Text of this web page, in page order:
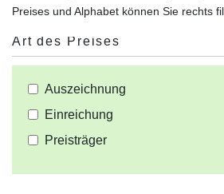
Preises und Alphabet können Sie rechts
Art des Preises
Auszeichnung
Einreichung
Preisträger